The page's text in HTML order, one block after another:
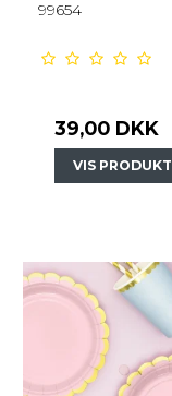
99654
39,00 DKK
VIS PRODUKT